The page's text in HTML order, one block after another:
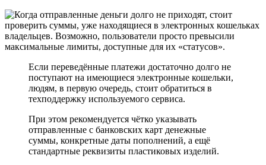
Если переведённые платежи достаточно долго не
поступают на имеющиеся электронные кошельки,
людям, в первую очередь, стоит обратиться в
техподдержку используемого сервиса.
При этом рекомендуется чётко указывать
отправленные с банковских карт денежные
суммы, конкретные даты пополнений, а ещё
стандартные реквизиты пластиковых изделий.